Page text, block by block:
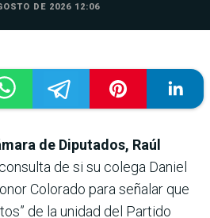
DE 2026 12:06
de Diputados, Raúl
de si su colega Daniel
Colorado para señalar que
de la unidad del Partido